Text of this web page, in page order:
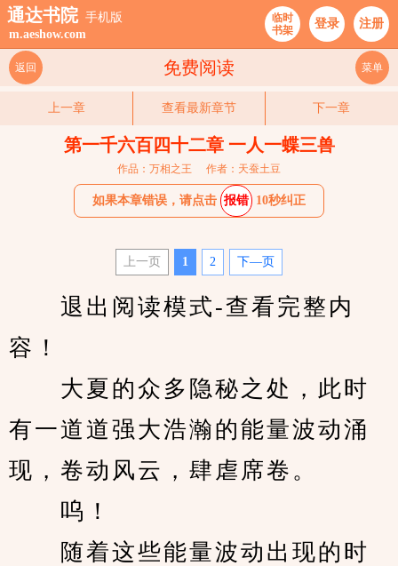
通达书院 手机版
m.aeshow.com
临时
书架
登录 注册
免费阅读
返回 菜单
上一章 查看最新章节 下一章
第一千六百四十二章 一人一蝶三兽
作品：万相之王 作者：天蚕土豆
如果本章错误，请点击 报错 10秒纠正
上一页 1 2 下—页
退出阅读模式-查看完整内
容！
大夏的众多隐秘之处，此时
有一道道强大浩瀚的能量波动涌
现，卷动风云，肆虐席卷。
呜！
随着这些能量波动出现的时